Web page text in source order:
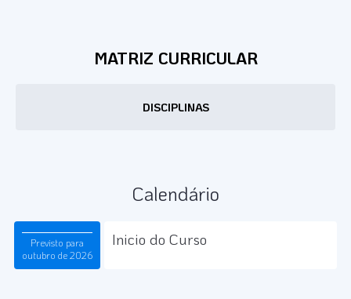
MATRIZ CURRICULAR
DISCIPLINAS
Calendário
Previsto para
outubro de 2026
Inicio do Curso